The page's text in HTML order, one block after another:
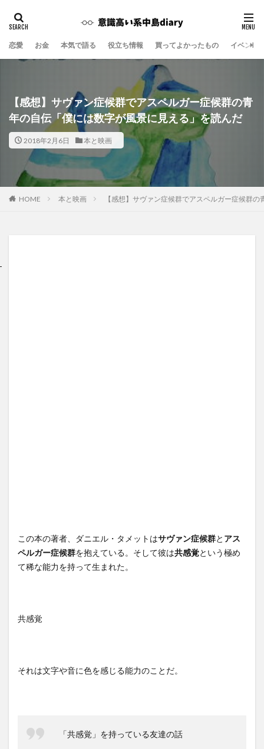
恋愛 お金 本気で語る 役立ち情報 買ってよかったもの イベント
【感想】サヴァン症候群でアスペルガー症候群の青
年の自伝「僕には数字が風景に見える」を読んだ
2018年2月6日 本と映画
HOME 本と映画 【感想】サヴァン症候群でアスペルガー症候群
この本の著者、ダニエル・タメットはサヴァン症候群と アス
ペルガー症候群を抱えている。そして彼は共感覚という極め
て稀な能力を持って生まれた。
共感覚
それは文字や音に色を感じる能力のことだ。
「共感覚」を持っている友達の話